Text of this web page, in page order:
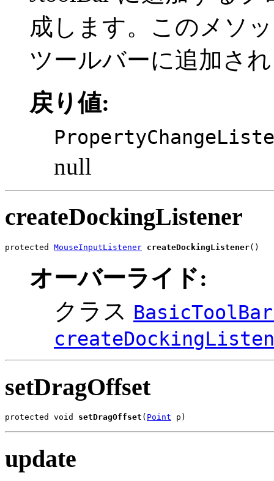
成します。このメソ
ツールバーに追加さ
戻り値:
null
createDockingListener
protected MouseInputListener createDockingListener()
オーバーライド:
クラス
setDragOffset
protected void setDragOffset ( Point p)
update